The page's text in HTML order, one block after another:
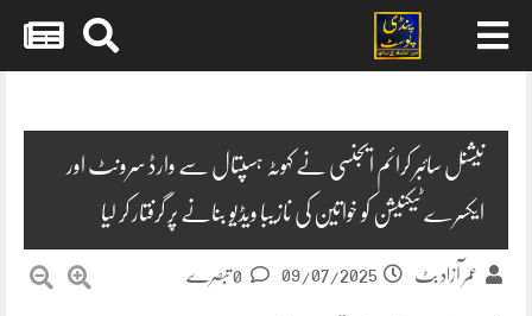
نیشنل سائبر کرائم ایجنسی نے کہوٹہ ہسپتال سے وارڈ سرونٹ اور
ایکسرے ٹیکنیشن کو خواتین کی نازیبا ویڈیو بنانے پر گرفتار کر لیا
عمر آزاد بٹ 09/07/2025